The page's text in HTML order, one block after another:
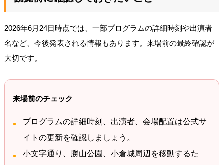
2026年6月24日時点では、一部プログラムの詳細時刻や出演者
名など、今後発表される情報もあります。来場前の最終確認が
大切です。
来場前のチェック
プログラムの詳細時刻、出演者、会場配置は公式サ
イトの更新を確認しましょう。
小文字通り、勝山公園、小倉城周辺を移動するた